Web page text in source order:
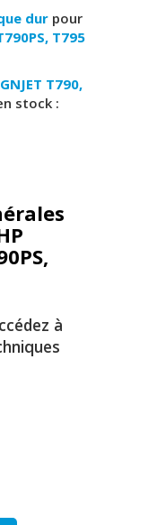
dur pour
T795
T790,
stock :
à